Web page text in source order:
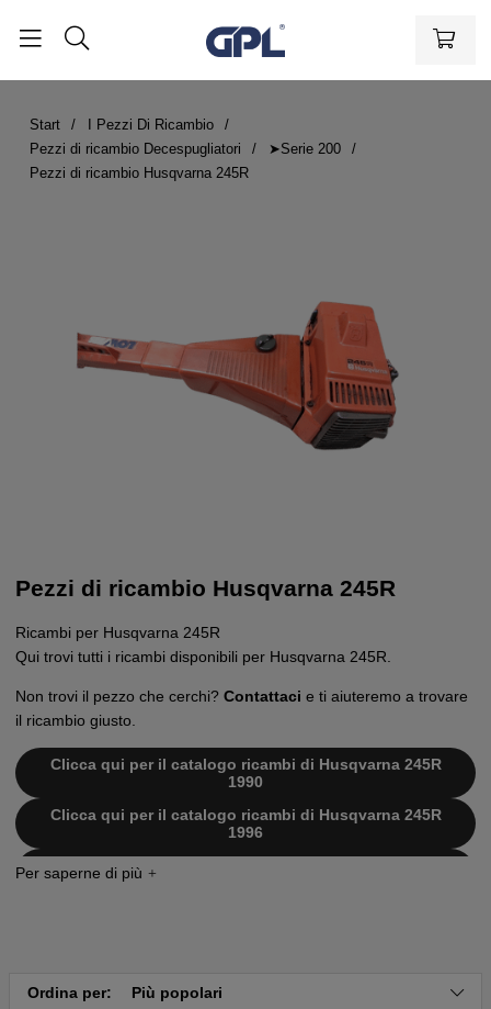
Start
I Pezzi Di Ricambio
Pezzi di ricambio Decespugliatori
➤Serie 200
Pezzi di ricambio Husqvarna 245R
Pezzi di ricambio Husqvarna 245R
Ricambi per Husqvarna 245R
Qui trovi tutti i ricambi disponibili per Husqvarna 245R.
Non trovi il pezzo che cerchi? Contattaci e ti aiuteremo a trovare
il ricambio giusto.
Clicca qui per il catalogo ricambi di Husqvarna 245R
1990
Clicca qui per il catalogo ricambi di Husqvarna 245R
1996
Clicca qui per il catalogo ricambi di Husqvarna 245R
2002-08
Ordina per: Più popolari